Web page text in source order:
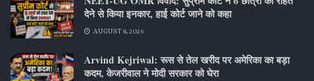
देने से किया इनकार, हाई कोर्ट जाने को कहा
AUGUST 8, 2026
Arvind Kejriwal: रूस से तेल खरीद पर अमेरिका का बड़ा
कदम, केजरीवाल ने मोदी सरकार को घेरा